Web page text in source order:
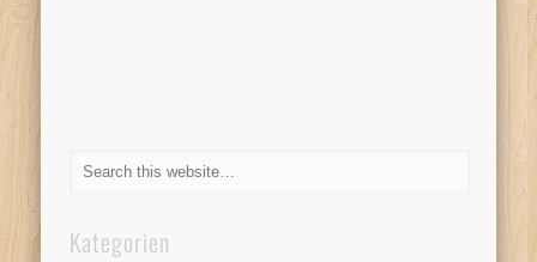
Kategorien